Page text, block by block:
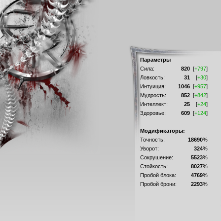
Параметры
Сила:
820 [+797]
Ловкость:
31 [+30]
Интуиция:
1046 [+957]
Мудрость:
852 [+842]
Интеллект:
25 [+24]
Здоровье:
609 [+124]
Модификаторы:
Точность:
18690%
Уворот:
324%
Сокрушение:
5523%
Стойкость:
8027%
Пробой блока:
4769%
Пробой брони:
2293%